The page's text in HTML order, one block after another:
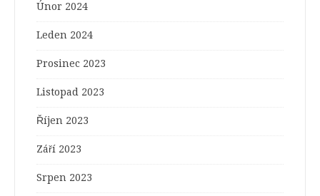
Únor 2024
Leden 2024
Prosinec 2023
Listopad 2023
Říjen 2023
Září 2023
Srpen 2023